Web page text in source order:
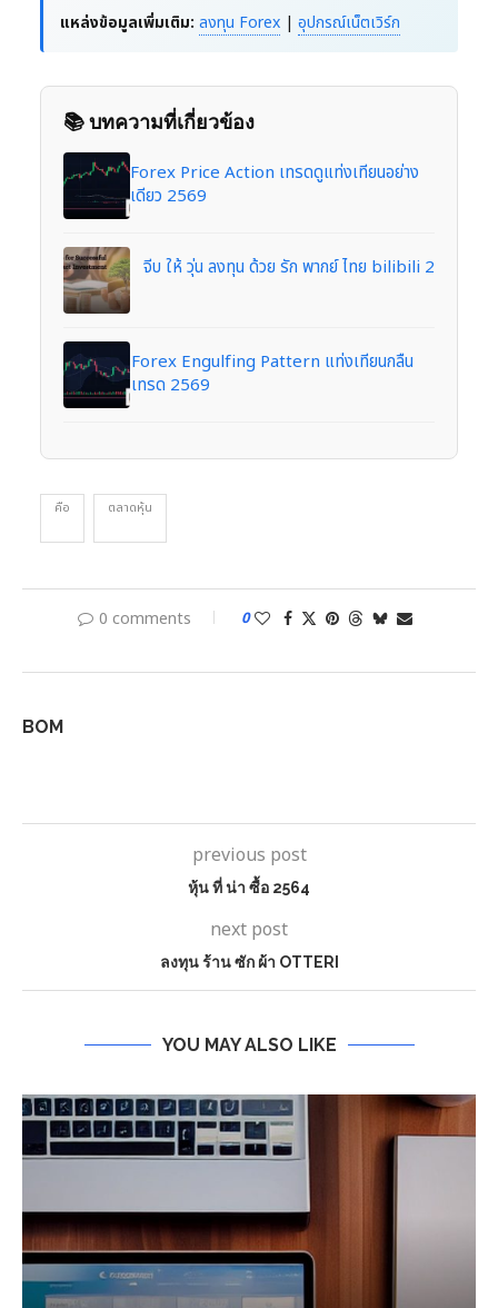
แหล่งข้อมูลเพิ่มเติม: ลงทุน Forex | อุปกรณ์เน็ตเวิร์ก
📚 บทความที่เกี่ยวข้อง
Forex Price Action เทรดดูแท่งเทียนอย่าง
เดียว 2569
จีบ ให้ วุ่น ลงทุน ด้วย รัก พากย์ ไทย bilibili 2
Forex Engulfing Pattern แท่งเทียนกลืน
เทรด 2569
คือ ตลาดหุ้น
0 comments 0
BOM
previous post
หุ้น ที่ น่า ซื้อ 2564
next post
ลงทุน ร้าน ซัก ผ้า OTTERI
YOU MAY ALSO LIKE